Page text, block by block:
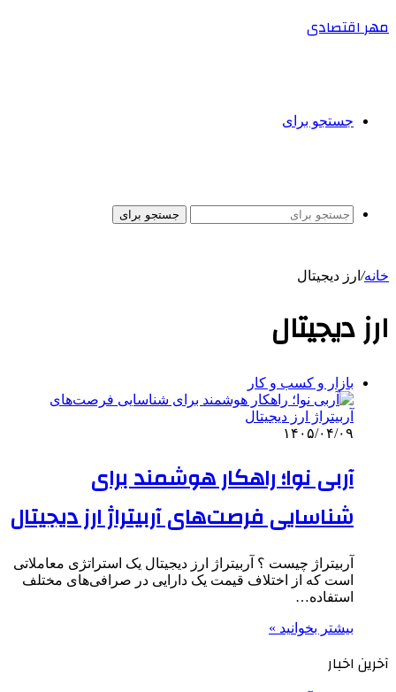
مهر اقتصادی
جستجو برای
جستجو برای
خانه/ ارز دیجیتال
ارز دیجیتال
بازار و کسب و کار
۱۴۰۵/۰۴/۰۹
آربی نوا؛ راهکار هوشمند برای
شناسایی فرصت‌های آربیتراژ ارز دیجیتال
آربیتراژ چیست ؟ آربیتراژ ارز دیجیتال یک استراتژی معاملاتی
است که از اختلاف قیمت یک دارایی در صرافی‌های مختلف
استفاده…
بیشتر بخوانید »
آخرین اخبار